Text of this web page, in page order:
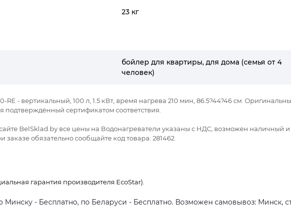
23 кг
бойлер для квартиры, для дома (семья от 4
человек)
RE - вертикальный, 100 л, 1.5 кВт, время нагрева 210 мин, 86.5?44?46 см.
подтверждённый сертификатом соответствия.
BelSklad.by все цены на Водонагреватели указаны с НДС, возможен наличный и
обязательно сообщайте код товара: 281462.
гарантия производителя EcoStar).
Минску - Бесплатно, по Беларуси - Бесплатно. Возможен самовывоз: Минск,